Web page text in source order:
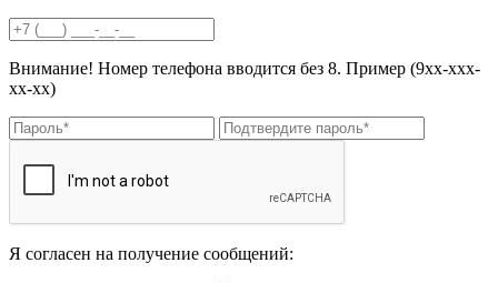
Внимание! Номер телефона вводится без 8. Пример (9хх-ххх-
хх-хх)
Я согласен на получение сообщений: